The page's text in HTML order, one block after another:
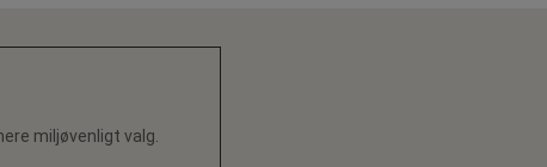
miljøvenligt valg.